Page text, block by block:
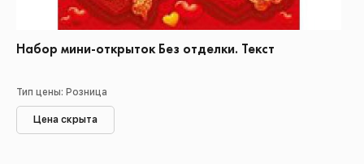
Набор мини-открыток Без отделки. Текст
Тип цены: Розница
Цена скрыта